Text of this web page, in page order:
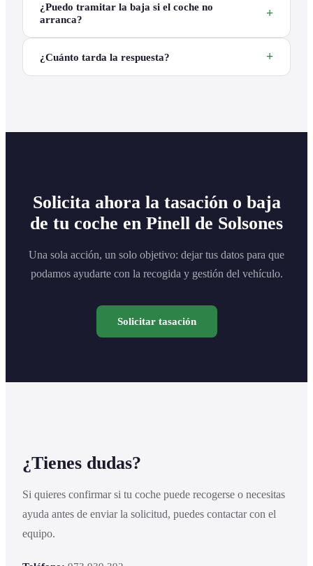
¿Puedo tramitar la baja si el coche no
arranca?
¿Cuánto tarda la respuesta?
Solicita ahora la tasación o baja
de tu coche en Pinell de Solsones
Una sola acción, un solo objetivo: dejar tus datos para que
podamos ayudarte con la recogida y gestión del vehículo.
Solicitar tasación
¿Tienes dudas?
Si quieres confirmar si tu coche puede recogerse o necesitas
ayuda antes de enviar la solicitud, puedes contactar con el
equipo.